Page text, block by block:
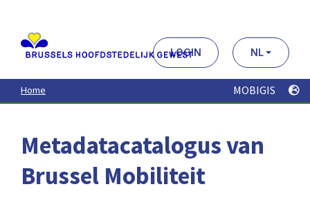
contenu
principal
LOGIN NL
Home MOBIGIS
Metadatacatalogus van
Brussel Mobiliteit